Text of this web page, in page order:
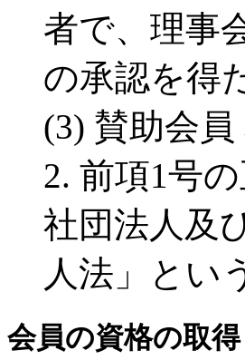
者で、理事
の承認を得
(3) 賛助会
2. 前項1号
社団法人及
人法」とい
会員の資格の取得